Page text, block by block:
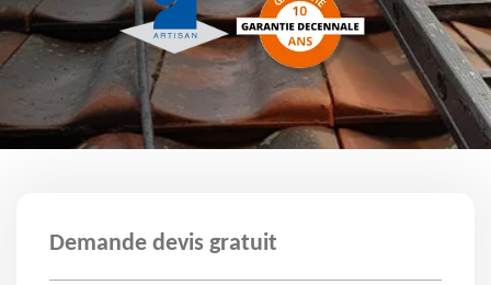
Demande devis gratuit